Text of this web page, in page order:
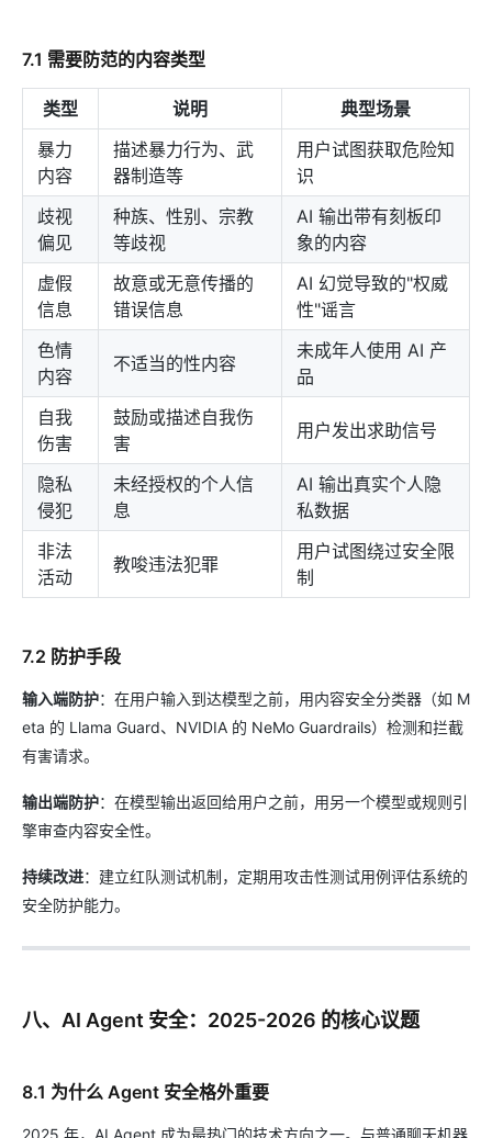
7.1 需要防范的内容类型
类型 说明
典型场景
暴力
内容
描述暴力行为、武
器制造等
用户试图获取危险知
识
歧视
偏见
种族、性别、宗教
等歧视
AI 输出带有刻板印
象的内容
虚假
信息
故意或无意传播的
错误信息
AI 幻觉导致的"权威
性"谣言
色情
内容
不适当的性内容
未成年人使用 AI 产
品
自我
伤害
鼓励或描述自我伤
害
用户发出求助信号
隐私
侵犯
未经授权的个人信
息
AI 输出真实个人隐
私数据
非法
活动
教唆违法犯罪
用户试图绕过安全限
制
7.2 防护手段
输入端防护：在用户输入到达模型之前，用内容安全分类器（如 M
eta 的 Llama Guard、NVIDIA 的 NeMo Guardrails）检测和拦截
有害请求。
输出端防护：在模型输出返回给用户之前，用另一个模型或规则引
擎审查内容安全性。
持续改进：建立红队测试机制，定期用攻击性测试用例评估系统的
安全防护能力。
八、AI Agent 安全：2025-2026 的核心议题
8.1 为什么 Agent 安全格外重要
2025 年，AI Agent 成为最热门的技术方向之一。与普通聊天机器